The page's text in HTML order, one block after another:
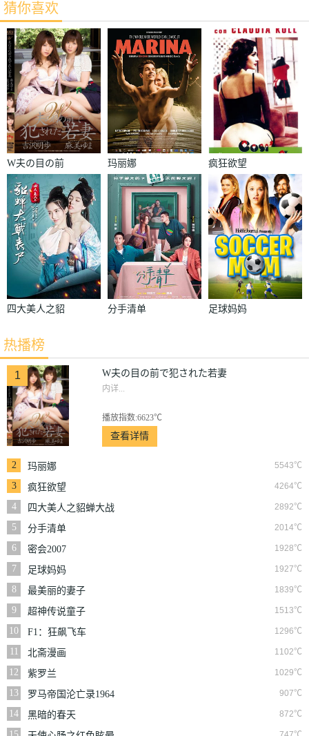
猜你喜欢
W夫の目の前
で犯された若
妻
玛丽娜 疯狂欲望
四大美人之貂
分手清单 足球妈妈
热播榜
1 W夫の目の前で犯された若妻
内详...
播放指数:6623℃
查看详情
2 5543℃
玛丽娜
3
4264℃
疯狂欲望
4
2892℃
四大美人之貂蝉大战
丧尸
5 2014℃
分手清单
6
1928℃
密会2007
7
1927℃
足球妈妈
8
1839℃
最美丽的妻子
9
1513℃
超神传说童子
10
1296℃
F1：狂飙飞车
11
1102℃
北斋漫画
12
1029℃
紫罗兰
13
907℃
罗马帝国沦亡录1964
14
872℃
黑暗的春天